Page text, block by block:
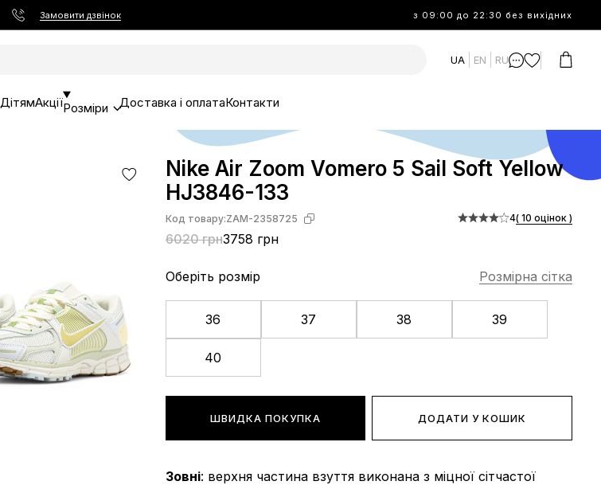
Замовити дзвінок з 09:00 до 22:30 без вихідних
UA EN RU
ДітямАкціїРозміри Доставка і оплатаКонтакти
Nike Air Zoom Vomero 5 Sail Soft Yellow
HJ3846-133
Код товару:ZAM-2358725
6020 грн3758 грн
4( 10 оцінок )
Оберіть розмір Розмірна сітка
36 37 38 39
40
ШВИДКА ПОКУПКА ДОДАТИ У КОШИК
Зовні: верхня частина взуття виконана з міцної сітчастої